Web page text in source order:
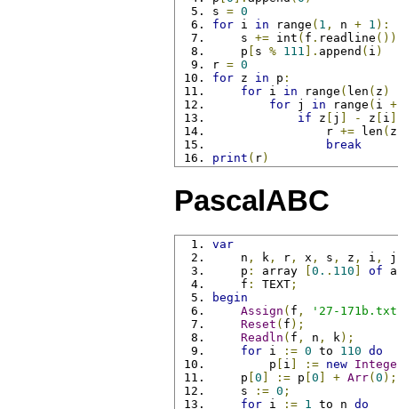
s = 0
for i in range ( 1 , n + 1 ):
    s
+= int ( f . readline
    p
s % 111 ]. append ( i )
r = 0
for z in p :
for i in range ( len ( z )
for j in range ( i +
if z j - z i
                r
+= len ( z
break
print ( r)
PascalABC
var
    n
, k , r , x , s , z , i , j
    p
: array 0. . 110 of
    f
: TEXT ;
begin
Assign ( f ,
'27-
Reset ( f );
Readln ( f , n , k );
for i := 0 to 110 do
        p
i := new
    p
0 := p 0 + Arr( 0 );
    s
:= 0 ;
for i := 1 to n do